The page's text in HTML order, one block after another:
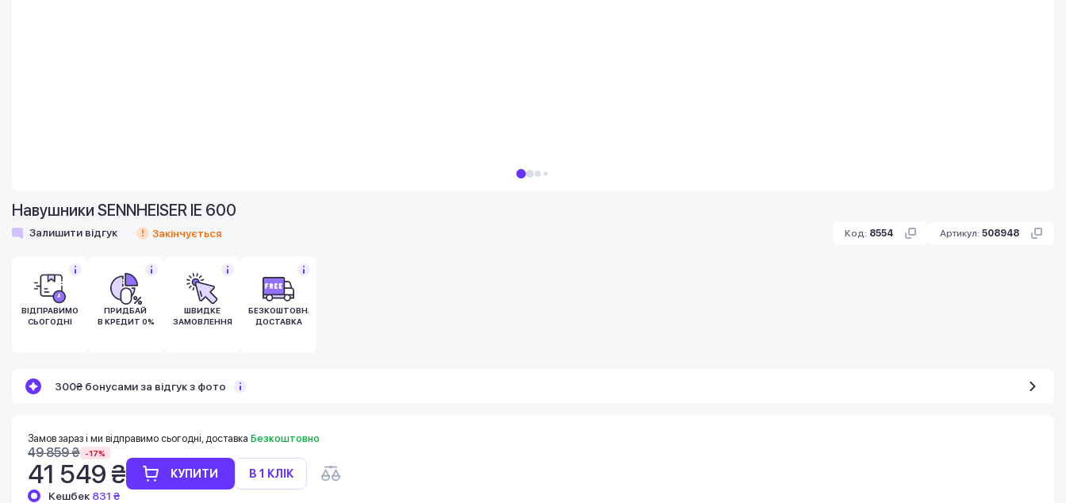
Навушники SENNHEISER IE 600
Залишити відгук Закінчується Код: 8554 Артикул: 508948
ВІДПРАВИМО
СЬОГОДНІ
ПРИДБАЙ
В КРЕДИТ 0%
ШВИДКЕ
ЗАМОВЛЕННЯ
БЕЗКОШТОВНА
ДОСТАВКА
300₴ бонусами за відгук з фото
Замов зараз і ми відправимо сьогодні, доставка Безкоштовно
49 859 ₴ -17%
41 549 ₴ КУПИТИ
В 1 КЛІК
Кешбек 831 ₴
після покупки.
Накопиченими бонусами можна сплатити
до 99% вартості наступної покупки:
детальніше